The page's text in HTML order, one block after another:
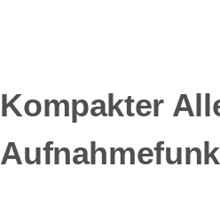
Kompakter